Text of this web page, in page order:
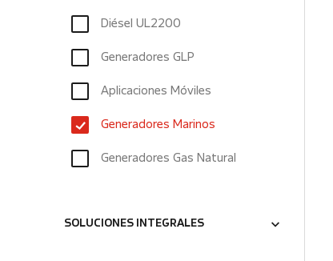
Diésel UL2200
Generadores GLP
Aplicaciones Móviles
Generadores Marinos
Generadores Gas Natural
SOLUCIONES INTEGRALES